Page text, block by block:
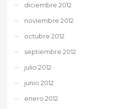
diciembre 2012
noviembre 2012
octubre 2012
septiembre 2012
julio 2012
junio 2012
enero 2012